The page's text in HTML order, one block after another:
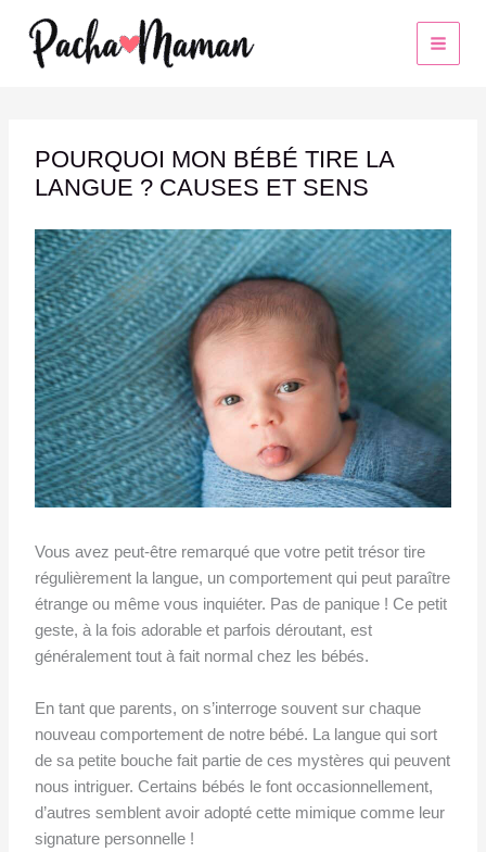
contenu
POURQUOI MON BÉBÉ TIRE LA
LANGUE ? CAUSES ET SENS
Vous avez peut-être remarqué que votre petit trésor tire
régulièrement la langue, un comportement qui peut paraître
étrange ou même vous inquiéter. Pas de panique ! Ce petit
geste, à la fois adorable et parfois déroutant, est
généralement tout à fait normal chez les bébés.
En tant que parents, on s’interroge souvent sur chaque
nouveau comportement de notre bébé. La langue qui sort
de sa petite bouche fait partie de ces mystères qui peuvent
nous intriguer. Certains bébés le font occasionnellement,
d’autres semblent avoir adopté cette mimique comme leur
signature personnelle !